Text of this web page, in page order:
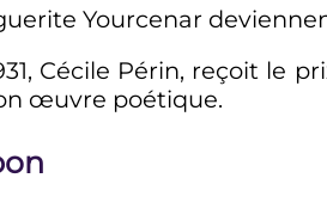
Yourcenar
Cécile Périn, reçoit le
œuvre poétique.